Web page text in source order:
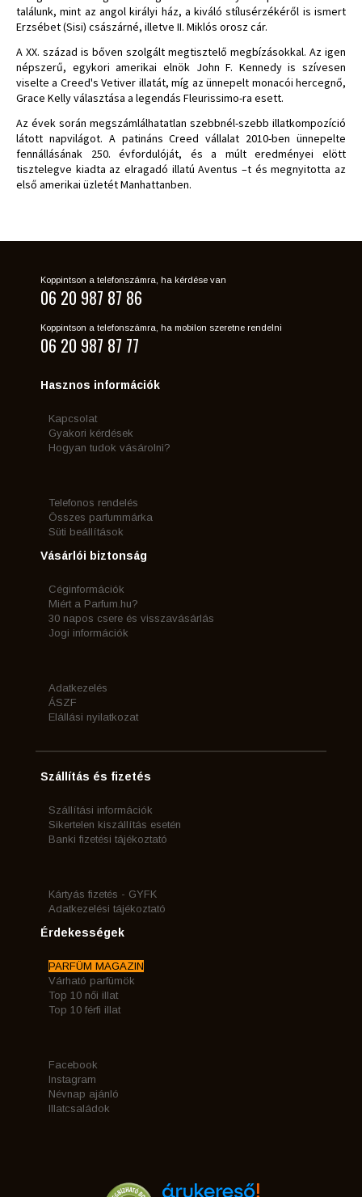
találunk, mint az angol királyi ház, a kiváló stílusérzékéről is ismert
Erzsébet (Sisi) császárné, illetve II. Miklós orosz cár.
A XX. század is bőven szolgált megtisztelő megbízásokkal. Az igen
népszerű, egykori amerikai elnök John F. Kennedy is szívesen
viselte a Creed's Vetiver illatát, míg az ünnepelt monacói hercegnő,
Grace Kelly választása a legendás Fleurissimo-ra esett.
Az évek során megszámlálhatatlan szebbnél-szebb illatkompozíció
látott napvilágot. A patináns Creed vállalat 2010-ben ünnepelte
fennállásának 250. évfordulóját, és a múlt eredményei elött
tisztelegve kiadta az elragadó illatú Aventus –t és megnyitotta az
első amerikai üzletét Manhattanben.
Koppintson a telefonszámra, ha kérdése van
06 20 987 87 86
Koppintson a telefonszámra, ha mobilon szeretne rendelni
06 20 987 87 77
Hasznos információk
Kapcsolat
Gyakori kérdések
Hogyan tudok vásárolni?
Telefonos rendelés
Összes parfummárka
Süti beállítások
Vásárlói biztonság
Céginformációk
Miért a Parfum.hu?
30 napos csere és visszavásárlás
Jogi információk
Adatkezelés
ÁSZF
Elállási nyilatkozat
Szállítás és fizetés
Szállítási információk
Sikertelen kiszállítás esetén
Banki fizetési tájékoztató
Kártyás fizetés - GYFK
Adatkezelési tájékoztató
Érdekességek
PARFÜM MAGAZIN
Várható parfümök
Top 10 női illat
Top 10 férfi illat
Facebook
Instagram
Névnap ajánló
Illatcsaládok